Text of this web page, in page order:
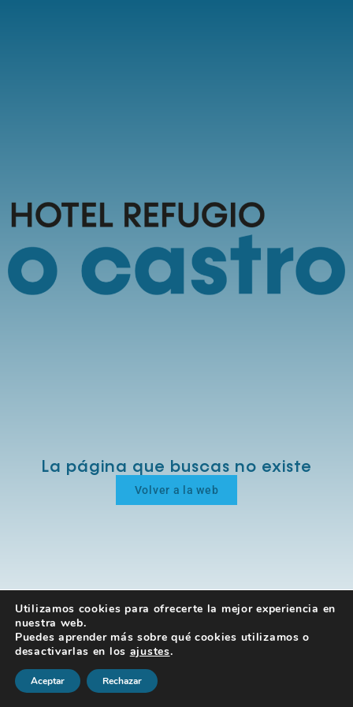
La página que buscas no existe
Volver a la web
Utilizamos cookies para ofrecerte la mejor experiencia en
nuestra web.
Puedes aprender más sobre qué cookies utilizamos o
desactivarlas en los ajustes.
Aceptar Rechazar